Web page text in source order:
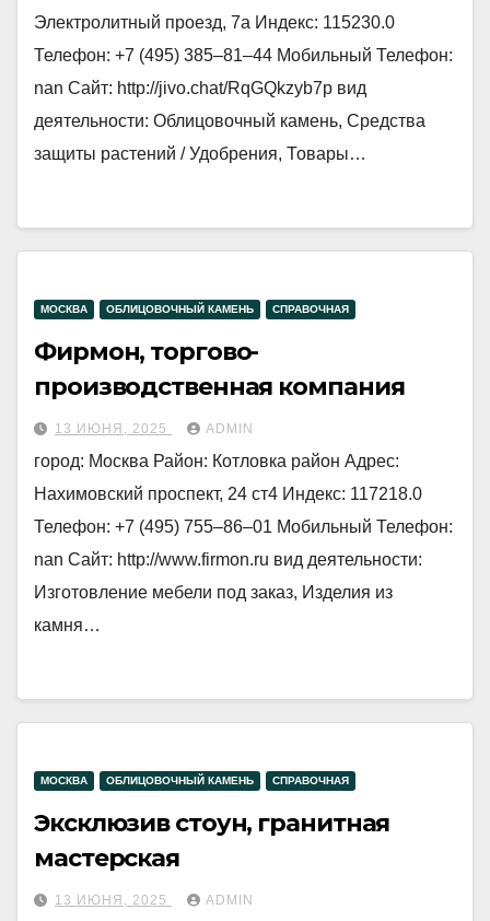
Электролитный проезд, 7а Индекс: 115230.0
Телефон: +7 (495) 385‒81‒44 Мобильный Телефон:
nan Сайт: http://jivo.chat/RqGQkzyb7p вид
деятельности: Облицовочный камень, Средства
защиты растений / Удобрения, Товары…
МОСКВА ОБЛИЦОВОЧНЫЙ КАМЕНЬ СПРАВОЧНАЯ
Фирмон, торгово-
производственная компания
13 ИЮНЯ, 2025 ADMIN
город: Москва Район: Котловка район Адрес:
Нахимовский проспект, 24 ст4 Индекс: 117218.0
Телефон: +7 (495) 755‒86‒01 Мобильный Телефон:
nan Сайт: http://www.firmon.ru вид деятельности:
Изготовление мебели под заказ, Изделия из
камня…
МОСКВА ОБЛИЦОВОЧНЫЙ КАМЕНЬ СПРАВОЧНАЯ
Эксклюзив стоун, гранитная
мастерская
13 ИЮНЯ, 2025 ADMIN